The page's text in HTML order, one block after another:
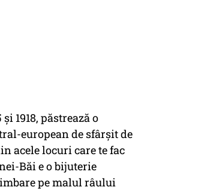
1918, păstrează o
european de sfârșit de
acele locuri care te fac
Băi e o bijuterie
pe malul râului